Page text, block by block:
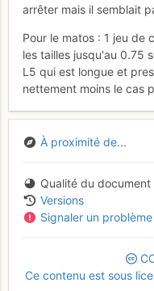
arrêter mais il semblait
Pour le matos : 1 jeu de
les tailles jusqu'au 0.75
L5 qui est longue et
nettement moins le cas
À proximité de...
Qualité du document
Versions
Signaler un problème
Ce contenu est sous